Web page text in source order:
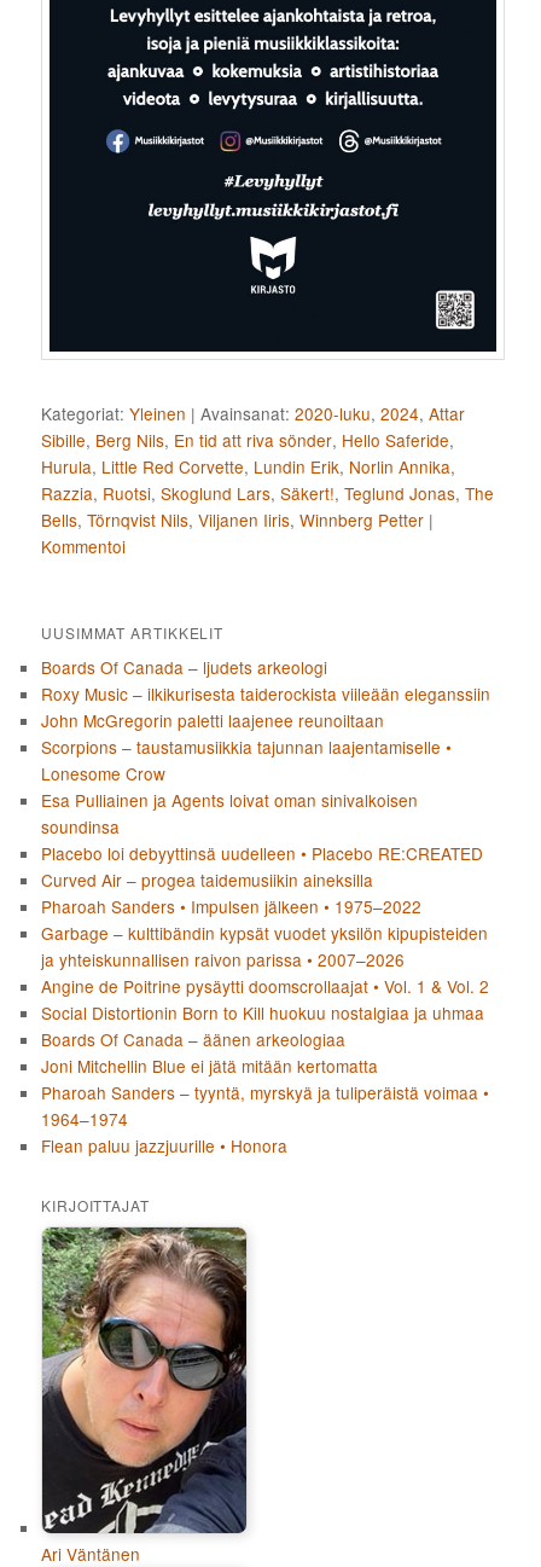
Kategoriat: Yleinen |Avainsanat: 2020-luku,2024,Attar
Sibille, Berg Nils, En tid att riva sönder, Hello Saferide,
Hurula, Little Red Corvette, Lundin Erik, Norlin Annika,
Razzia, Ruotsi,Skoglund Lars,Säkert!,Teglund Jonas,The
Bells,Törnqvist Nils,Viljanen Iiris,Winnberg Petter |
Kommentoi
UUSIMMAT ARTIKKELIT
Boards Of Canada – ljudets arkeologi
Roxy Music – ilkikurisesta taiderockista viileään eleganssiin
John McGregorin paletti laajenee reunoiltaan
Scorpions – taustamusiikkia tajunnan laajentamiselle •
Lonesome Crow
Esa Pulliainen ja Agents loivat oman sinivalkoisen
soundinsa
Placebo loi debyyttinsä uudelleen • Placebo RE:CREATED
Curved Air – progea taidemusiikin aineksilla
Pharoah Sanders • Impulsen jälkeen • 1975–2022
Garbage – kulttibändin kypsät vuodet yksilön kipupisteiden
ja yhteiskunnallisen raivon parissa • 2007–2026
Angine de Poitrine pysäytti doomscrollaajat • Vol. 1 & Vol. 2
Social Distortionin Born to Kill huokuu nostalgiaa ja uhmaa
Boards Of Canada – äänen arkeologiaa
Joni Mitchellin Blue ei jätä mitään kertomatta
Pharoah Sanders – tyyntä, myrskyä ja tuliperäistä voimaa •
1964–1974
Flean paluu jazzjuurille • Honora
KIRJOITTAJAT
Ari Väntänen